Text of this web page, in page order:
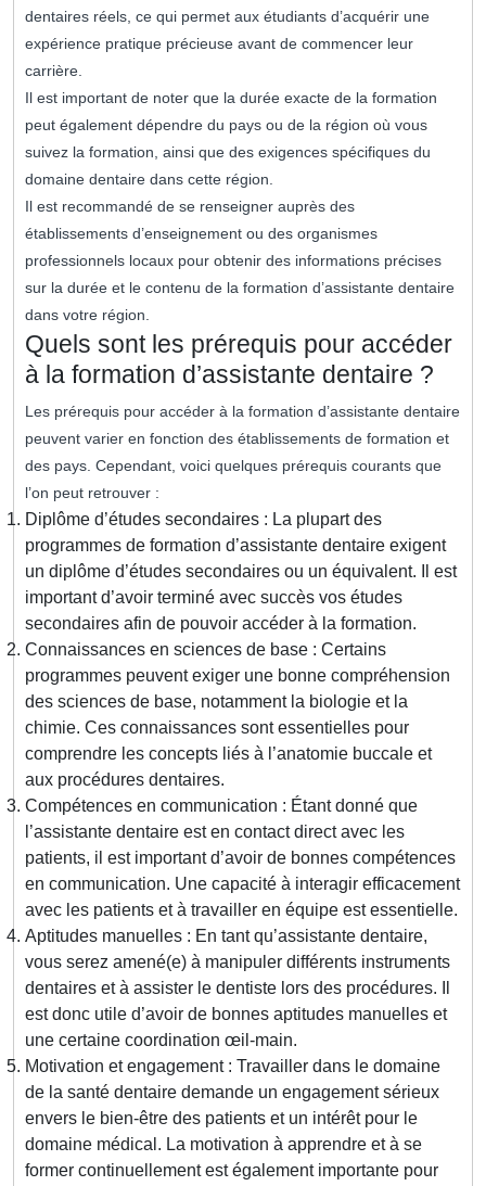
dentaires réels, ce qui permet aux étudiants d’acquérir une
expérience pratique précieuse avant de commencer leur
carrière.
Il est important de noter que la durée exacte de la formation
peut également dépendre du pays ou de la région où vous
suivez la formation, ainsi que des exigences spécifiques du
domaine dentaire dans cette région.
Il est recommandé de se renseigner auprès des
établissements d’enseignement ou des organismes
professionnels locaux pour obtenir des informations précises
sur la durée et le contenu de la formation d’assistante dentaire
dans votre région.
Quels sont les prérequis pour accéder
à la formation d’assistante dentaire ?
Les prérequis pour accéder à la formation d’assistante dentaire
peuvent varier en fonction des établissements de formation et
des pays. Cependant, voici quelques prérequis courants que
l’on peut retrouver :
Diplôme d’études secondaires : La plupart des
programmes de formation d’assistante dentaire exigent
un diplôme d’études secondaires ou un équivalent. Il est
important d’avoir terminé avec succès vos études
secondaires afin de pouvoir accéder à la formation.
Connaissances en sciences de base : Certains
programmes peuvent exiger une bonne compréhension
des sciences de base, notamment la biologie et la
chimie. Ces connaissances sont essentielles pour
comprendre les concepts liés à l’anatomie buccale et
aux procédures dentaires.
Compétences en communication : Étant donné que
l’assistante dentaire est en contact direct avec les
patients, il est important d’avoir de bonnes compétences
en communication. Une capacité à interagir efficacement
avec les patients et à travailler en équipe est essentielle.
Aptitudes manuelles : En tant qu’assistante dentaire,
vous serez amené(e) à manipuler différents instruments
dentaires et à assister le dentiste lors des procédures. Il
est donc utile d’avoir de bonnes aptitudes manuelles et
une certaine coordination œil-main.
Motivation et engagement : Travailler dans le domaine
de la santé dentaire demande un engagement sérieux
envers le bien-être des patients et un intérêt pour le
domaine médical. La motivation à apprendre et à se
former continuellement est également importante pour